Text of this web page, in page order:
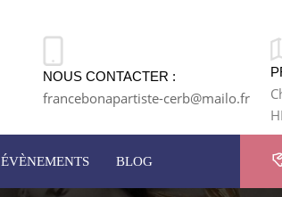
NOUS CONTACTER :
francebonapartiste-cerb@mailo.fr
ÉVÈNEMENTS BLOG